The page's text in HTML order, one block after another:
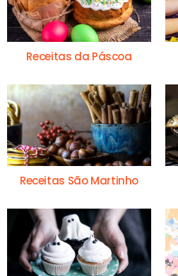
Receitas da Páscoa
Receitas São Martinho